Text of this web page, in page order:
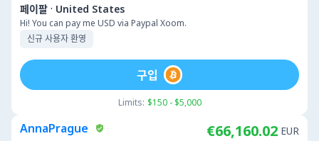
페이팔 · United States
Hi! You can pay me USD via Paypal Xoom.
신규 사용자 환영
Limits: $150 - $5,000
구입
AnnaPrague €66,160.02 EUR